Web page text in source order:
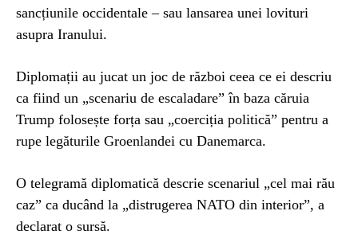
sancțiunile occidentale – sau lansarea unei lovituri
asupra Iranului.
Diplomații au jucat un joc de război ceea ce ei descriu
ca fiind un „scenariu de escaladare” în baza căruia
Trump folosește forța sau „coerciția politică” pentru a
rupe legăturile Groenlandei cu Danemarca.
O telegramă diplomatică descrie scenariul „cel mai rău
caz” ca ducând la „distrugerea NATO din interior”, a
declarat o sursă.